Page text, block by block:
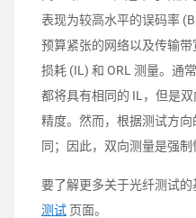
表现为较高水平的误码率
预算紧张的网络以及传输
损耗 (IL) 和 ORL 测量。通
都将具有相同的 IL，但是
精度。然而，根据测试方
同；因此，双向测量是强制
要了解更多关于光纤测试
测试 页面。